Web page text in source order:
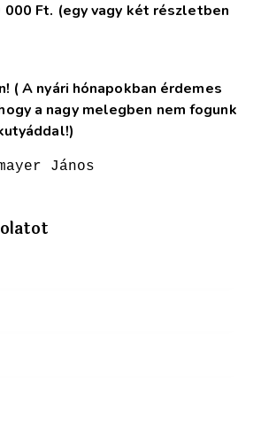
000 Ft. (egy vagy két részletben
( A nyári hónapokban érdemes
a nagy melegben nem fogunk
János